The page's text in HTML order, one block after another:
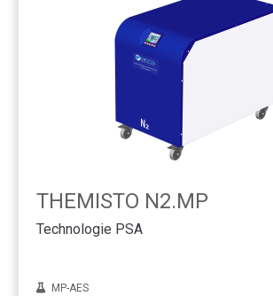
THEMISTO N2.MP
Technologie PSA
MP-AES